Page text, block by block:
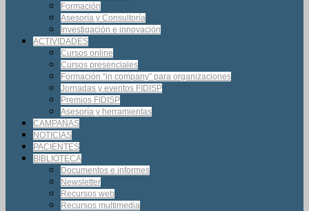
Formación
Asesoría y Consultoría
Investigación e innovación
ACTIVIDADES
Cursos online
Cursos presenciales
Formación “in company” para organizaciones
Jornadas y eventos FIDISP
Premios FIDISP
Asesoría y herramientas
CAMPAÑAS
NOTICIAS
PACIENTES
BIBLIOTECA
Documentos e informes
Newsletter
Recursos web
Recursos multimedia